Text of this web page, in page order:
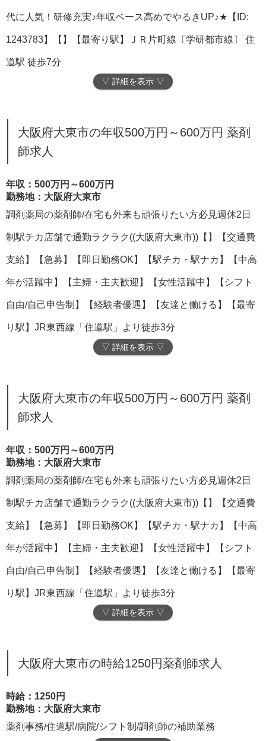
代に人気！研修充実♪年収ベース高めでやるきUP♪★【ID:
1243783】【】【最寄り駅】ＪＲ片町線〔学研都市線〕 住
道駅 徒歩7分
▽ 詳細を表示 ▽
大阪府大東市の年収500万円～600万円 薬剤
師求人
年収：500万円～600万円
勤務地：大阪府大東市
調剤薬局の薬剤師/在宅も外来も頑張りたい方必見週休2日
制駅チカ店舗で通勤ラクラク((大阪府大東市))【】【交通費
支給】【急募】【即日勤務OK】【駅チカ・駅ナカ】【中高
年が活躍中】【主婦・主夫歓迎】【女性活躍中】【シフト
自由/自己申告制】【経験者優遇】【友達と働ける】【最寄
り駅】JR東西線「住道駅」より徒歩3分
▽ 詳細を表示 ▽
大阪府大東市の年収500万円～600万円 薬剤
師求人
年収：500万円～600万円
勤務地：大阪府大東市
調剤薬局の薬剤師/在宅も外来も頑張りたい方必見週休2日
制駅チカ店舗で通勤ラクラク((大阪府大東市))【】【交通費
支給】【急募】【即日勤務OK】【駅チカ・駅ナカ】【中高
年が活躍中】【主婦・主夫歓迎】【女性活躍中】【シフト
自由/自己申告制】【経験者優遇】【友達と働ける】【最寄
り駅】JR東西線「住道駅」より徒歩3分
▽ 詳細を表示 ▽
大阪府大東市の時給1250円薬剤師求人
時給：1250円
勤務地：大阪府大東市
薬剤事務/住道駅/病院/シフト制/調剤師の補助業務